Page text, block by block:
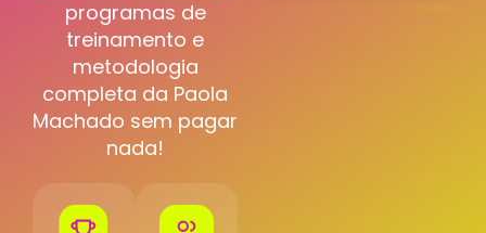
programas de
treinamento e
metodologia
completa da Paola
Machado sem pagar
nada!